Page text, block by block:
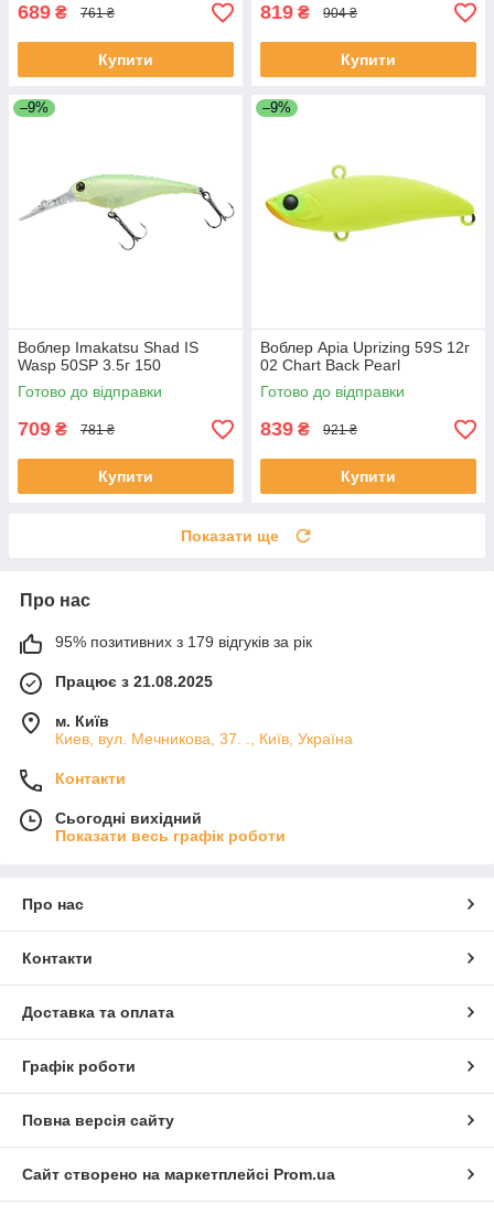
689 ₴ 761 ₴
Купити
819 ₴ 904 ₴
Купити
–9%
Воблер Imakatsu Shad IS
Wasp 50SP 3.5г 150
Готово до відправки
709 ₴ 781 ₴
Купити
–9%
Воблер Apia Uprizing 59S 12г
02 Chart Back Pearl
Готово до відправки
839 ₴ 921 ₴
Купити
Показати ще
Про нас
95% позитивних з 179 відгуків за рік
Працює з 21.08.2025
м. Київ
Киев, вул. Мечникова, 37. ., Київ, Україна
Контакти
Сьогодні вихідний
Показати весь графік роботи
Про нас
Контакти
Доставка та оплата
Графік роботи
Повна версія сайту
Сайт створено на маркетплейсі Prom.ua